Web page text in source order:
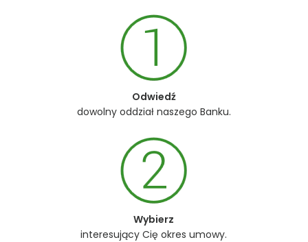
Odwiedź
dowolny oddział naszego Banku.
Wybierz
interesujący Cię okres umowy.